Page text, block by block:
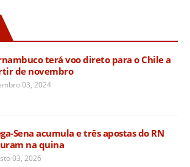
terá voo direto para o Chile a
de novembro
03, 2024
Sena acumula e três apostas do RN
na quina
03, 2026